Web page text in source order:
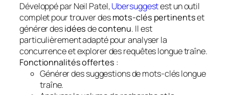
Développé par Neil Patel,Ubersuggestest un outil
complet pour trouver desmots-clés pertinentset
générer desidéesdecontenu. Il est
particulièrement adapté pour analyser la
concurrence et explorer des requêtes longue traîne.
Fonctionnalités offertes :
Générer des suggestions de mots-clés longue
traîne.